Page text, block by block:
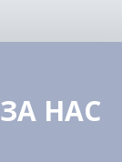
ЗА НАС